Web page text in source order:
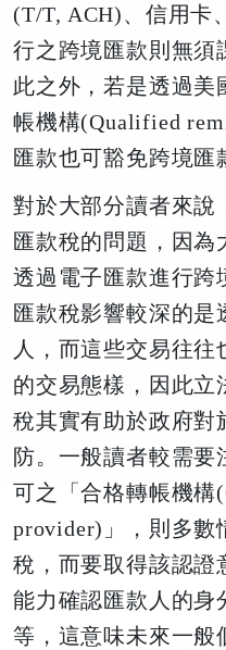
(T/T, ACH)、信用卡
行之跨境匯款則無須
此之外，若是透過美
帳機構(Qualified
匯款也可豁免跨境匯
對於大部分讀者來說
匯款稅的問題，因為
透過電子匯款進行跨
匯款稅影響較深的是
人，而這些交易往
的交易態樣，因此立
稅其實有助於政府對
防。一般讀者較需要
可之「合格轉帳機構
provider)」，則多數
稅，而要取得該認證
能力確認匯款人的身
等，這意味未來一般